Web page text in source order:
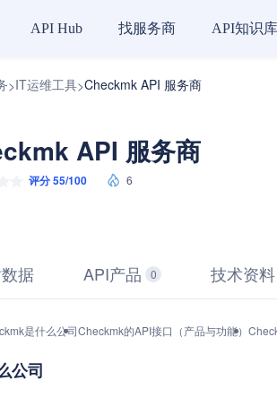
API Hub 找服务商 API知识库
>IT运维工具>Checkmk API 服务商
API 服务商
评分 55/100 6
据 API产品 0 技术资料
是什么公司Checkmk的API接口（产品与功能）
公司